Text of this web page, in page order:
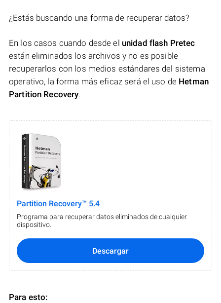
¿Estás buscando una forma de recuperar datos?
En los casos cuando desde el unidad flash Pretec
están eliminados los archivos y no es posible
recuperarlos con los medios estándares del sistema
operativo, la forma más eficaz será el uso de Hetman
Partition Recovery.
Partition Recovery™ 5.4
Programa para recuperar datos eliminados de cualquier
dispositivo.
Descargar
Para esto: